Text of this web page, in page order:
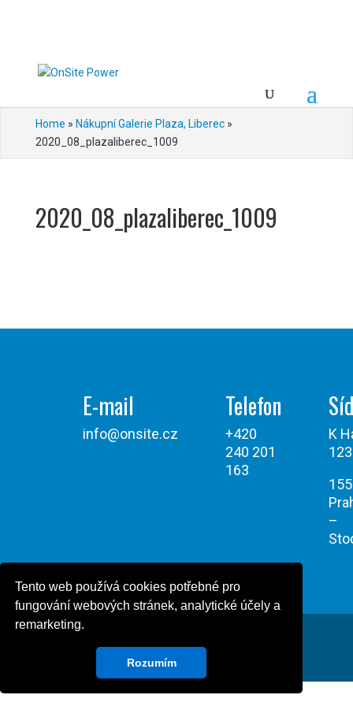
Tento web používá cookies potřebné pro
fungování webových stránek, analytické účely a
remarketing.
Rozumím
Home » Nákupní Galerie Plaza, Liberec»
2020_08_plazaliberec_1009
2020_08_plazaliberec_1009
E-mail
info@onsite.cz
Telefon
+420
240 201
163
K
–
Powered by Design Green Cat